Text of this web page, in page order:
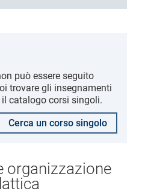
può essere seguito
trovare gli insegnamenti
catalogo corsi singoli.
Cerca un corso singolo
organizzazione